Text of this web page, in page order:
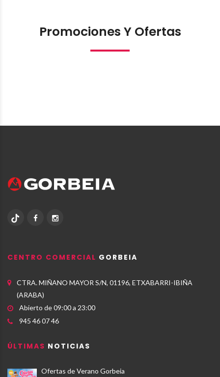
Promociones Y Ofertas
CENTRO COMERCIAL GORBEIA
CTRA. MIÑANO MAYOR S/N, 01196, ETXABARRI-IBIÑA
(ARABA)
Abierto de 09:00 a 23:00
945 46 07 46
ÚLTIMAS NOTICIAS
Ofertas de Verano Gorbeia